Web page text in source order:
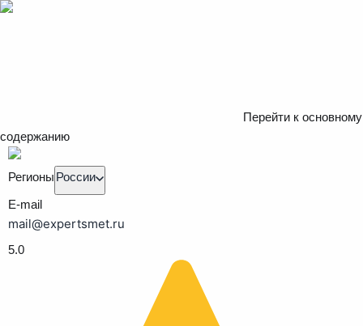
Перейти к основному
содержанию
Регионы России
E-mail
mail@expertsmet.ru
5.0